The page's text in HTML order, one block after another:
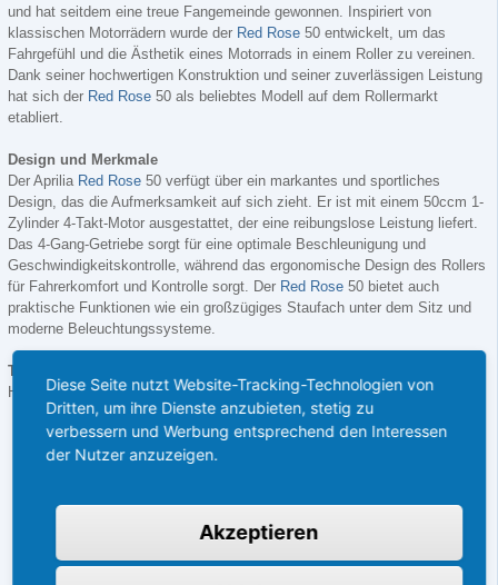
und hat seitdem eine treue Fangemeinde gewonnen. Inspiriert von
klassischen Motorrädern wurde der Red Rose 50 entwickelt, um das
Fahrgefühl und die Ästhetik eines Motorrads in einem Roller zu vereinen.
Dank seiner hochwertigen Konstruktion und seiner zuverlässigen Leistung
hat sich der Red Rose 50 als beliebtes Modell auf dem Rollermarkt
etabliert.
Design und Merkmale
Der Aprilia Red Rose 50 verfügt über ein markantes und sportliches
Design, das die Aufmerksamkeit auf sich zieht. Er ist mit einem 50ccm 1-
Zylinder 4-Takt-Motor ausgestattet, der eine reibungslose Leistung liefert.
Das 4-Gang-Getriebe sorgt für eine optimale Beschleunigung und
Geschwindigkeitskontrolle, während das ergonomische Design des Rollers
für Fahrerkomfort und Kontrolle sorgt. Der Red Rose 50 bietet auch
praktische Funktionen wie ein großzügiges Staufach unter dem Sitz und
moderne Beleuchtungssysteme.
Technische Daten
Hier sind die technischen Daten des Aprilia Red Rose50:
Motor: 50ccm 1-Zylinder 4-Takt-Motor
Getriebe: 4-Gang-Getriebe
Kraftstoffkapazität: 6 Liter
Höchstgeschwindigkeit: ca. 45 km/h
Bremsen: Scheibenbremse vorne und hinten
Diese Seite nutzt Website-Tracking-Technologien von
Dritten, um ihre Dienste anzubieten, stetig zu
verbessern und Werbung entsprechend den Interessen
der Nutzer anzuzeigen.
Akzeptieren